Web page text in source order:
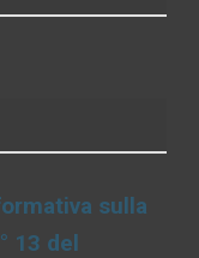
sulla
13 del